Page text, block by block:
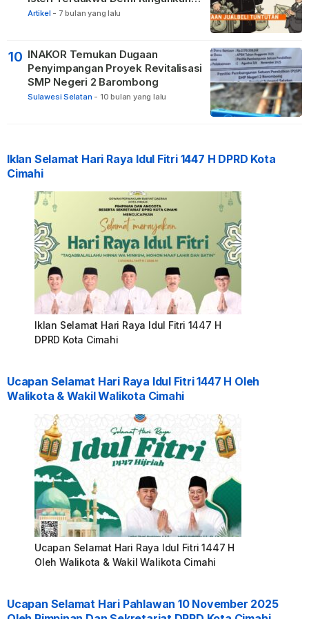
Hukuman
Artikel - 7 bulan yang lalu
10 INAKOR Temukan Dugaan
Penyimpangan Proyek Revitalisasi
SMP Negeri 2 Barombong
Sulawesi Selatan - 10 bulan yang lalu
Iklan Selamat Hari Raya Idul Fitri 1447 H DPRD Kota
Cimahi
Iklan Selamat Hari Raya Idul Fitri 1447 H
DPRD Kota Cimahi
Ucapan Selamat Hari Raya Idul Fitri 1447 H Oleh
Walikota & Wakil Walikota Cimahi
Ucapan Selamat Hari Raya Idul Fitri 1447 H
Oleh Walikota & Wakil Walikota Cimahi
Ucapan Selamat Hari Pahlawan 10 November 2025